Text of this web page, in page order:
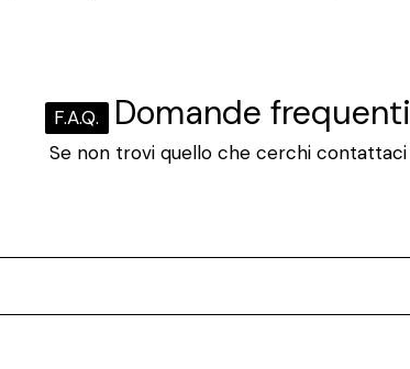
F.A.Q. Domande frequenti
Se non trovi quello che cerchi contattaci